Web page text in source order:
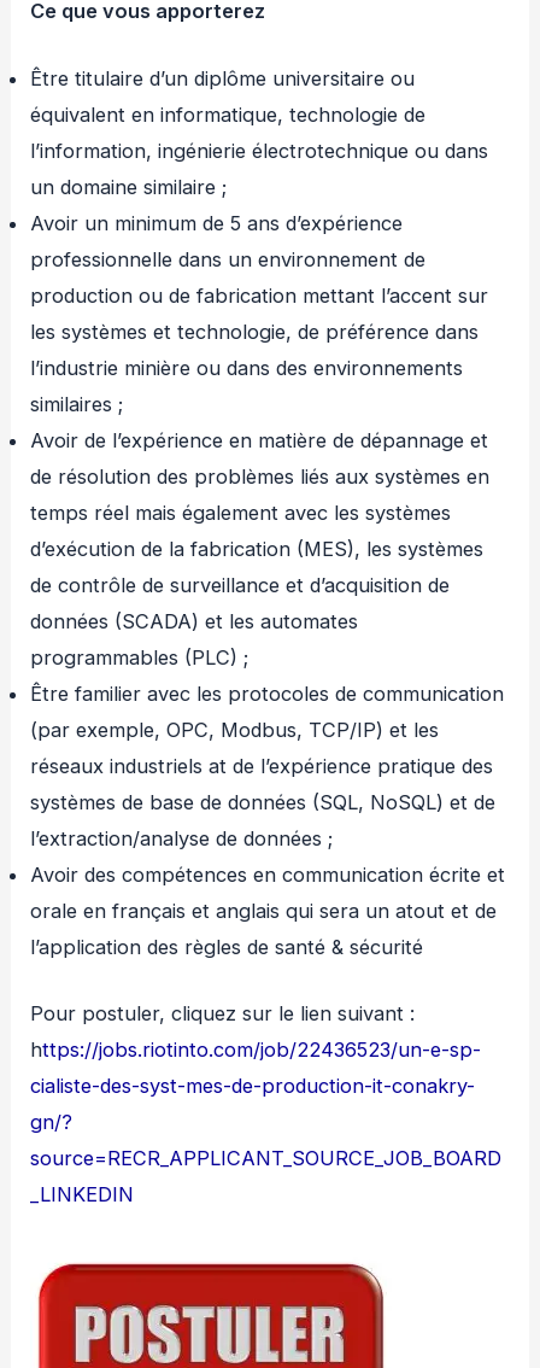
Ce que vous apporterez
Être titulaire d’un diplôme universitaire ou
équivalent en informatique, technologie de
l’information, ingénierie électrotechnique ou dans
un domaine similaire ;
Avoir un minimum de 5 ans d’expérience
professionnelle dans un environnement de
production ou de fabrication mettant l’accent sur
les systèmes et technologie, de préférence dans
l’industrie minière ou dans des environnements
similaires ;
Avoir de l’expérience en matière de dépannage et
de résolution des problèmes liés aux systèmes en
temps réel mais également avec les systèmes
d’exécution de la fabrication (MES), les systèmes
de contrôle de surveillance et d’acquisition de
données (SCADA) et les automates
programmables (PLC) ;
Être familier avec les protocoles de communication
(par exemple, OPC, Modbus, TCP/IP) et les
réseaux industriels at de l’expérience pratique des
systèmes de base de données (SQL, NoSQL) et de
l’extraction/analyse de données ;
Avoir des compétences en communication écrite et
orale en français et anglais qui sera un atout et de
l’application des règles de santé & sécurité
Pour postuler, cliquez sur le lien suivant :
https://jobs.riotinto.com/job/22436523/un-e-sp-
cialiste-des-syst-mes-de-production-it-conakry-
gn/?
source=RECR_APPLICANT_SOURCE_JOB_BOARD
_LINKEDIN